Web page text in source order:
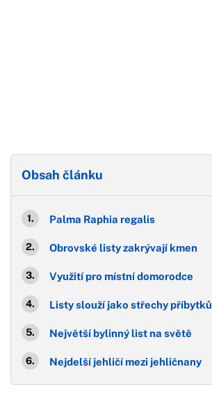
Obsah článku
Palma Raphia regalis
Obrovské listy zakrývají kmen
Využití pro místní domorodce
Listy slouží jako střechy příbytků
Největší bylinný list na světě
Nejdelší jehličí mezi jehličnany